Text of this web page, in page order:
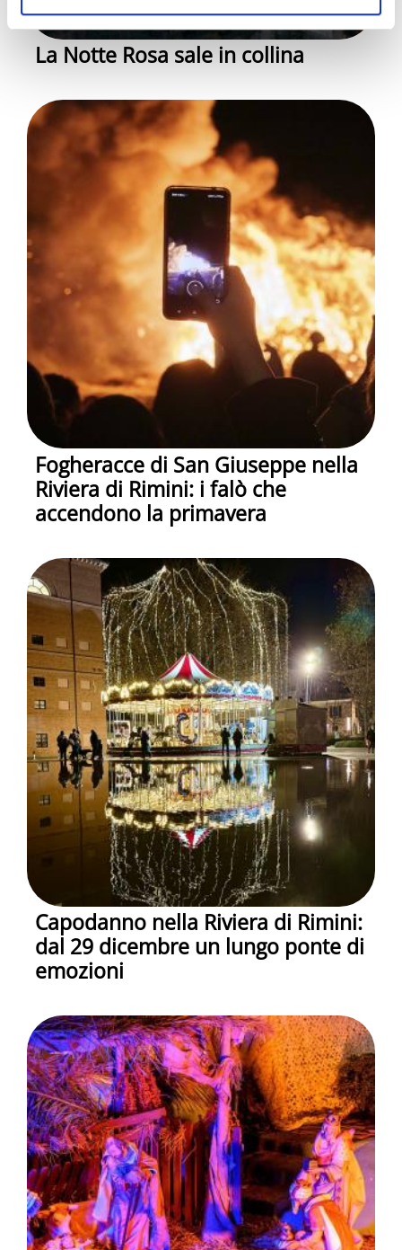
La Notte Rosa sale in collina
Fogheracce di San Giuseppe nella
Riviera di Rimini: i falò che
accendono la primavera
Capodanno nella Riviera di Rimini:
dal 29 dicembre un lungo ponte di
emozioni